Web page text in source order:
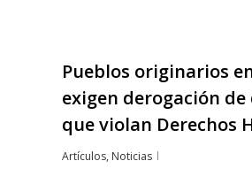
Pueblos originarios
exigen derogación de
que violan Derechos
Artículos, Noticias